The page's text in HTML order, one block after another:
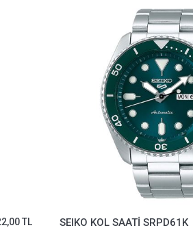
TL
SEIKO KOL SAATİ SRPD61K